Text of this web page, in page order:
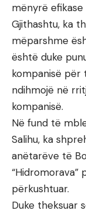
mënyrë
Gjithashtu, ka
mëparshme
është duke
kompanisë për
ndihmojë në
kompanisë.
Në fund të
Salihu, ka
anëtarëve të
përkushtuar.
Duke theksuar